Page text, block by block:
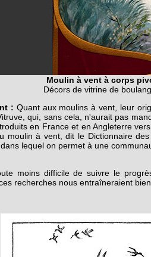
Moulin à vent à corps
Décors de vitrine de
: Quant aux moulins à vent, leur
qui, sans cela, n'aurait pas
en France et en Angleterre
moulin à vent, dit le Dictionnaire
lequel on permet à une
moins difficile de suivre le
recherches nous entraîneraient